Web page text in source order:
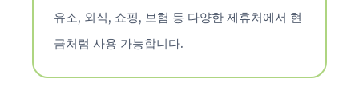
유소, 외식, 쇼핑, 보험 등 다양한 제휴처에서 현
금처럼 사용 가능합니다.